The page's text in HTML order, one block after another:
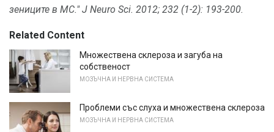
зениците в МС." J Neuro Sci. 2012; 232 (1-2): 193-200.
Related Content
Множествена склероза и загуба на
собственост
МОЗЪЧНА И НЕРВНА СИСТЕМА
Проблеми със слуха и множествена склероза
МОЗЪЧНА И НЕРВНА СИСТЕМА